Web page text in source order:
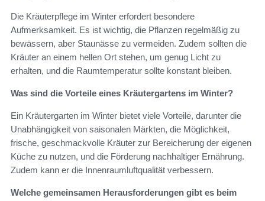
Die Kräuterpflege im Winter erfordert besondere
Aufmerksamkeit. Es ist wichtig, die Pflanzen regelmäßig zu
bewässern, aber Staunässe zu vermeiden. Zudem sollten die
Kräuter an einem hellen Ort stehen, um genug Licht zu
erhalten, und die Raumtemperatur sollte konstant bleiben.
Was sind die Vorteile eines Kräutergartens im Winter?
Ein Kräutergarten im Winter bietet viele Vorteile, darunter die
Unabhängigkeit von saisonalen Märkten, die Möglichkeit,
frische, geschmackvolle Kräuter zur Bereicherung der eigenen
Küche zu nutzen, und die Förderung nachhaltiger Ernährung.
Zudem kann er die Innenraumluftqualität verbessern.
Welche gemeinsamen Herausforderungen gibt es beim